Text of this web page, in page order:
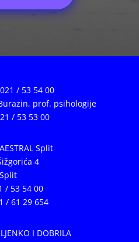
/ 53 54 00
prof. psihologije
/ 53 53 00
Split
4
Split
/ 53 54 00
/ 61 29 654
I DOBRILA